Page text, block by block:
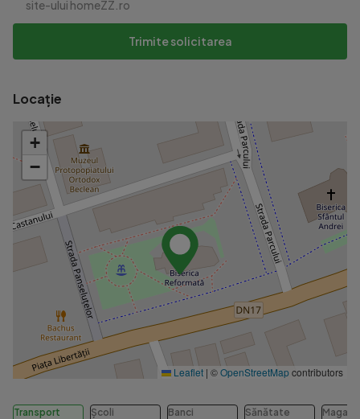
site-ului homeZZ.ro
Trimite solicitarea
Locație
+
−
Leaflet | ©OpenStreetMapcontributors
Transport Școli Banci Sănătate